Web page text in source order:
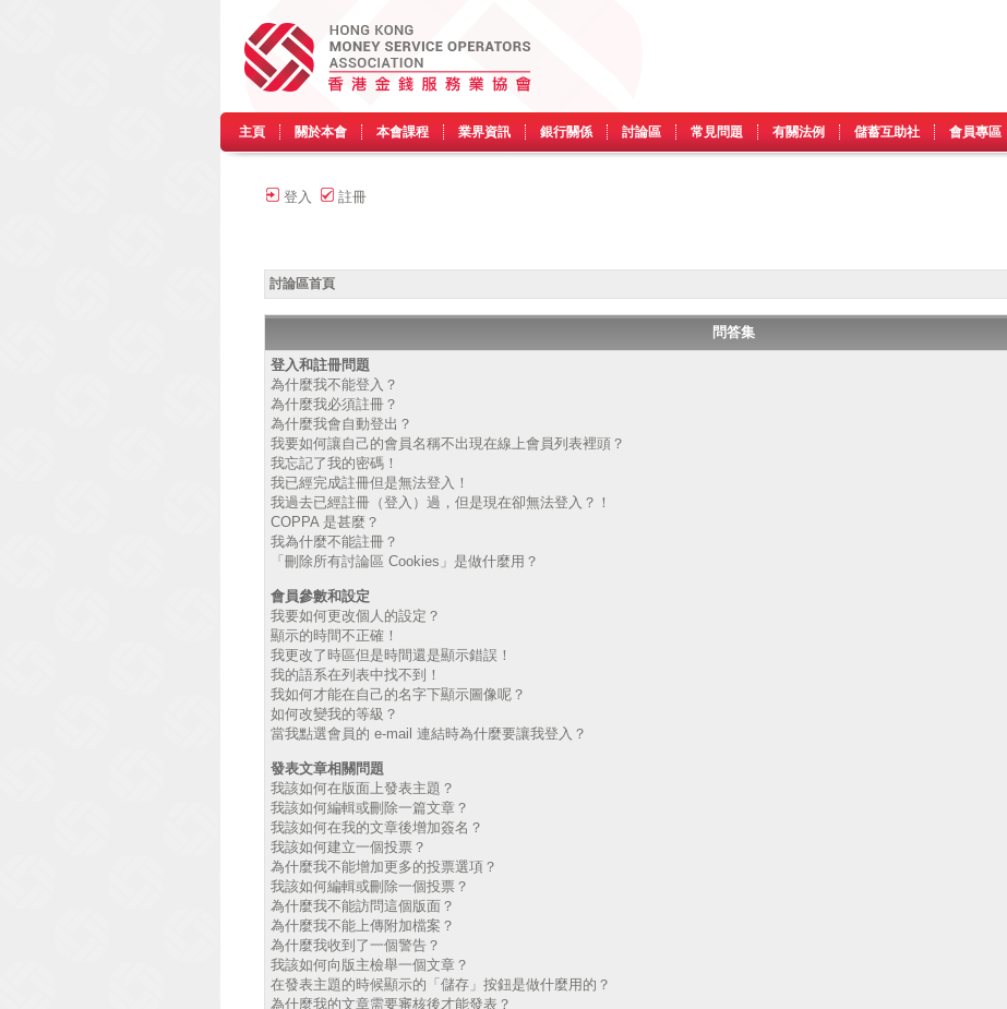
主頁 關於本會 本會課程 業界資訊 銀行關係 討論區 常見問題 有關法例 儲蓄互助社 會員專區
登入 註冊
討論區首頁
問答集
登入和註冊問題
為什麼我不能登入？
為什麼我必須註冊？
為什麼我會自動登出？
我要如何讓自己的會員名稱不出現在線上會員列表裡頭？
我忘記了我的密碼！
我已經完成註冊但是無法登入！
我過去已經註冊（登入）過，但是現在卻無法登入？！
COPPA 是甚麼？
我為什麼不能註冊？
「刪除所有討論區 Cookies」是做什麼用？
會員參數和設定
我要如何更改個人的設定？
顯示的時間不正確！
我更改了時區但是時間還是顯示錯誤！
我的語系在列表中找不到！
我如何才能在自己的名字下顯示圖像呢？
如何改變我的等級？
當我點選會員的 e-mail 連結時為什麼要讓我登入？
發表文章相關問題
我該如何在版面上發表主題？
我該如何編輯或刪除一篇文章？
我該如何在我的文章後增加簽名？
我該如何建立一個投票？
為什麼我不能增加更多的投票選項？
我該如何編輯或刪除一個投票？
為什麼我不能訪問這個版面？
為什麼我不能上傳附加檔案？
為什麼我收到了一個警告？
我該如何向版主檢舉一個文章？
在發表主題的時候顯示的「儲存」按鈕是做什麼用的？
為什麼我的文章需要審核後才能發表？